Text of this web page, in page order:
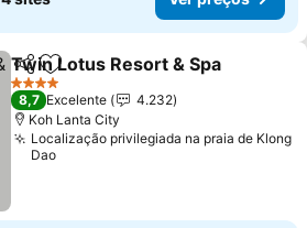
PartilharAdicionar aos favoritos
Twin Lotus Resort & Spa
4 Estrelas
8,7 Excelente
4.232
Koh Lanta City
Localização privilegiada na praia de Klong
Dao